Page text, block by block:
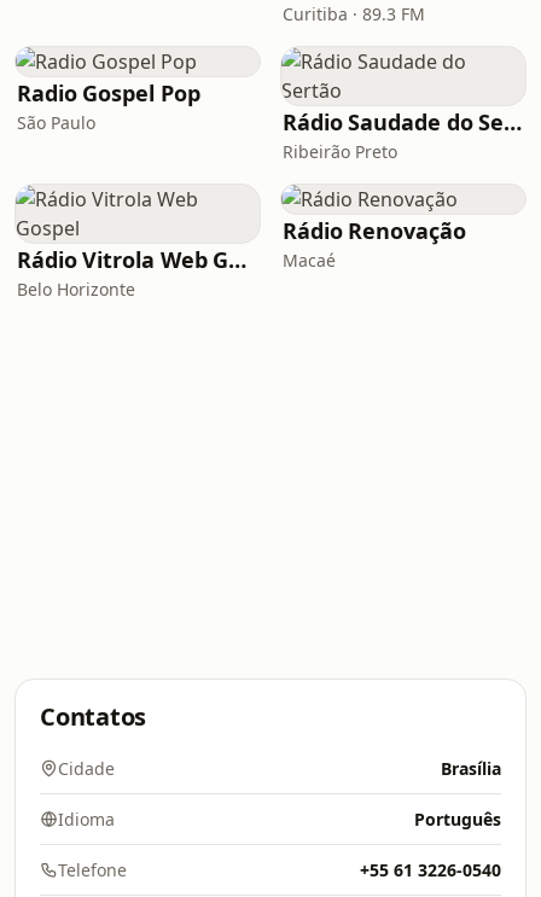
Curitiba · 89.3 FM
Radio Gospel Pop
São Paulo Rádio Saudade do Sertão
Ribeirão Preto
Rádio Vitrola Web Gospel
Belo Horizonte
Rádio Renovação
Macaé
Contatos
Cidade Brasília
Idioma Português
Telefone +55 61 3226-0540